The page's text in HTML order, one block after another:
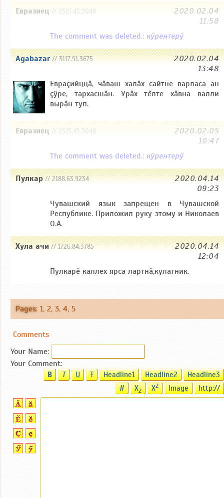
Евразиец // 2515.45.3048
2020.02.04
11:58
The comment was deleted.: кӳрентерӳ
Agabazar// 3117.91.3675
2020.02.04
13:48
Евраçийццă, чăваш халăх сайтне варласа ан
çÿре, тархасшăн. Урăх тĕлте хăвна валли
вырăн туп.
Евразиец // 2515.45.3048
2020.02.05
10:47
The comment was deleted.: кӳрентерӳ
Пулкар// 2188.63.9234
2020.04.14
09:23
Чувашский язык запрещен в Чувашской
Республике. Приложил руку этому и Николаев
О.А.
Хула ачи// 1726.84.3785
2020.04.14
12:04
Пулкарӗ каллех ярса лартнӑ,кулатник.
Pages: 1, 2, 3, 4, 5
Comments
Your Name:
Your Comment:
B T U T Headline1 Headline2
Headline3
#
X2 X2 Image http://